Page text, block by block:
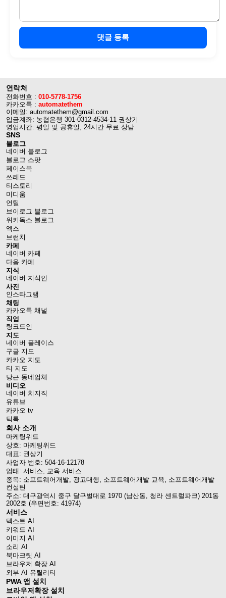
댓글 등록
연락처
전화번호 : 010-5778-1756
카카오톡 : automatethem
이메일: automatethem@gmail.com
입금계좌: 농협은행 301-0312-4534-11 권상기
영업시간: 평일 및 공휴일, 24시간 무료 상담
SNS
블로그
네이버 블로그
블로그 스팟
페이스북
쓰레드
티스토리
미디움
언틸
브이로그 블로그
위키독스 블로그
엑스
브런치
카페
네이버 카페
다음 카페
지식
네이버 지식인
사진
인스타그램
채팅
카카오톡 채널
직업
링크드인
지도
네이버 플레이스
구글 지도
카카오 지도
티 지도
당근 동네업체
비디오
네이버 치지직
유튜브
카카오 tv
틱톡
회사 소개
마케팅위드
상호: 마케팅위드
대표: 권상기
사업자 번호: 504-16-12178
업태: 서비스, 교육 서비스
종목: 소프트웨어개발, 광고대행, 소프트웨어개발 교육, 소프트웨어개발
컨설틴
주소: 대구광역시 중구 달구벌대로 1970 (남산동, 청라 센트럴파크) 201동
2002호 (우편번호: 41974)
서비스
텍스트 AI
키워드 AI
이미지 AI
소리 AI
북마크릿 AI
브라우저 확장 AI
외부 AI 유틸리티
PWA 앱 설치
브라우저확장 설치